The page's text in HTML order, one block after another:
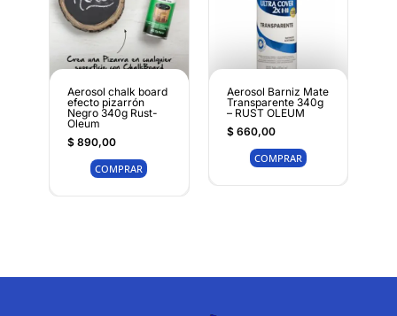
Aerosol chalk board
efecto pizarrón
Negro 340g Rust-
Oleum
$890,00
COMPRAR
Aerosol Barniz Mate
Transparente 340g
– RUST OLEUM
$660,00
COMPRAR